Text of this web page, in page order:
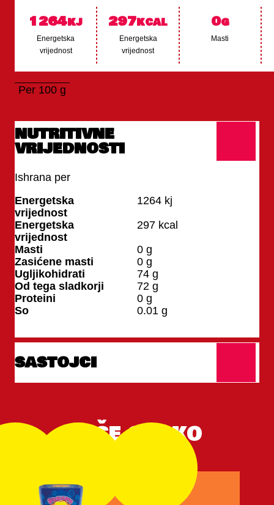
1264kj
Energetska
vrijednost
297kcal
Energetska
vrijednost
0g
Masti
Per 100 g
NUTRITIVNE
VRIJEDNOSTI
Ishrana per
Energetska
vrijednost
1264 kj
Energetska
vrijednost
297 kcal
Masti
0 g
Zasićene masti
0 g
Ugljikohidrati
74 g
Od tega sladkorji
72 g
Proteini
0 g
So
0.01 g
SASTOJCI
VIŠE OVAKO